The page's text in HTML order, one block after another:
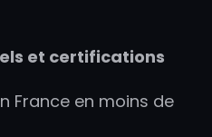
et certifications
France en moins de